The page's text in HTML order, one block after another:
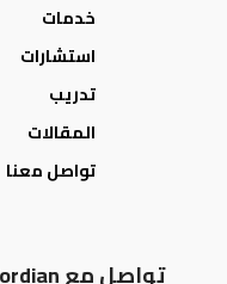
خدمات
استشارات
تدريب
المقالات
تواصل معنا
تواصل مع Wordian